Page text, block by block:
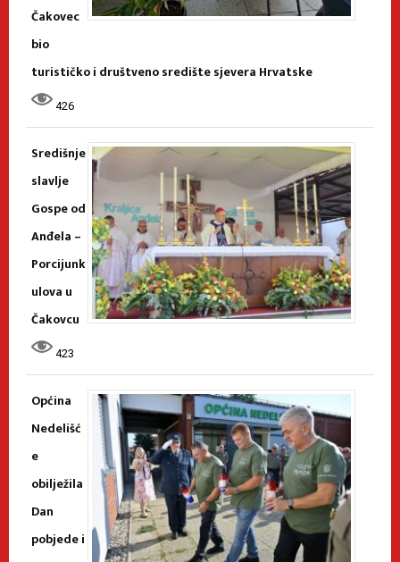
Čakovec
bio
turističko i društveno središte sjevera Hrvatske
426
Središnje
slavlje
Gospe od
Anđela –
Porcijunk
ulova u
Čakovcu
423
Općina
Nedelišć
e
obilježila
Dan
pobjede i